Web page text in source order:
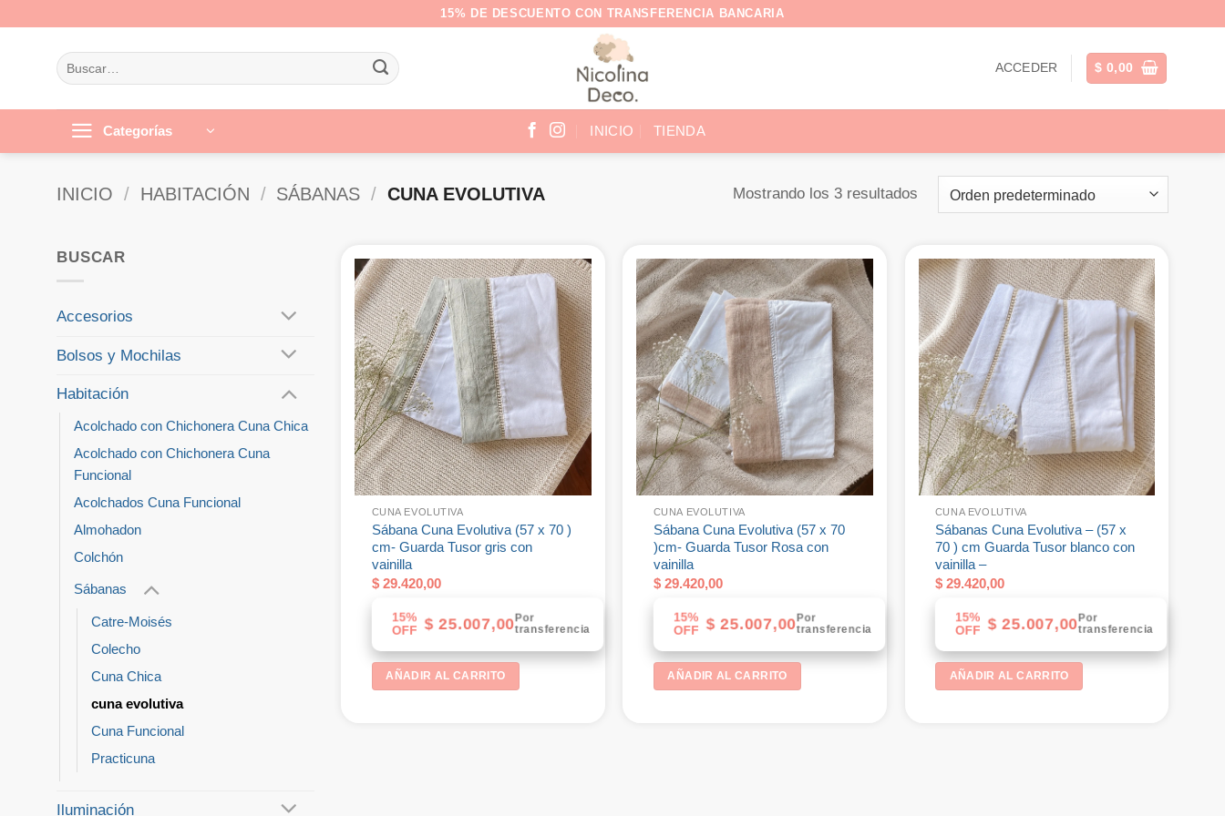
contenido
15% DE DESCUENTO CON TRANSFERENCIA BANCARIA
Buscar
por:
ACCEDER $ 0,00
Categorías INICIO TIENDA
INICIO / HABITACIÓN / SÁBANAS / CUNA EVOLUTIVA Mostrando los 3 resultados
BUSCAR
Accesorios
Bolsos y Mochilas
Habitación
Acolchado con Chichonera Cuna Chica
Acolchado con Chichonera Cuna
Funcional
Acolchados Cuna Funcional
Almohadon
Colchón
Sábanas
Catre-Moisés
Colecho
Cuna Chica
cuna evolutiva
Cuna Funcional
Practicuna
Iluminación
CUNA EVOLUTIVA
Sábana Cuna Evolutiva (57 x 70 )
cm- Guarda Tusor gris con
vainilla
$29.420,00
15%
OFF
$25.007,00Por
transferencia
AÑADIR AL CARRITO
CUNA EVOLUTIVA
Sábana Cuna Evolutiva (57 x 70
)cm- Guarda Tusor Rosa con
vainilla
$29.420,00
15%
OFF
$25.007,00Por
transferencia
AÑADIR AL CARRITO
CUNA EVOLUTIVA
Sábanas Cuna Evolutiva – (57 x
70 ) cm Guarda Tusor blanco con
vainilla –
$29.420,00
15%
OFF
$25.007,00Por
transferencia
AÑADIR AL CARRITO